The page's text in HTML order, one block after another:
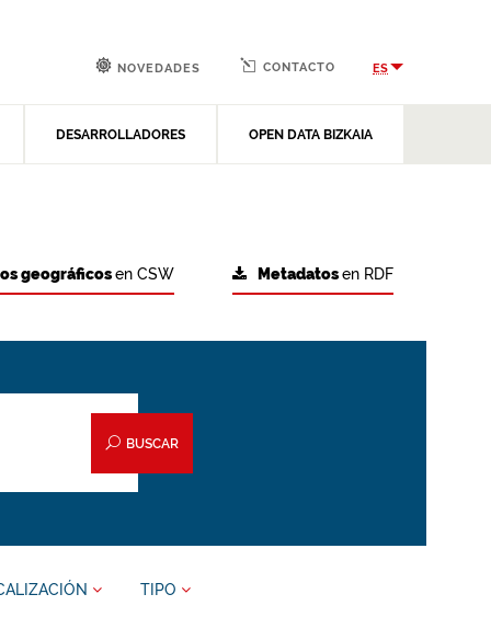
DESARROLLADORES OPEN DATA BIZKAIA
NOVEDADES CONTACTO ES
Metadatosen RDF
geográficosen CSW
BUSCAR
TIPO